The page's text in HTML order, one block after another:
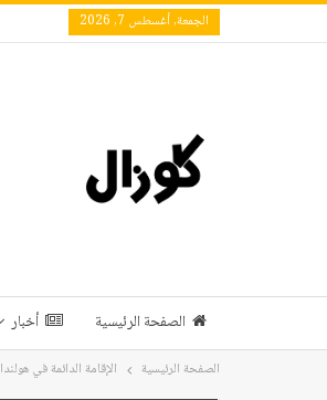
الجمعة, أغسطس 7, 2026
الصفحة الرئيسية أخبار
الصفحة الرئيسية الإقامة الدائمة في هولندا